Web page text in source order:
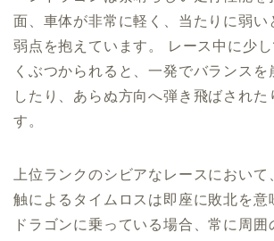
面、車体が非常に軽く、当たりに弱い
弱点を抱えています。 レース中に少
くぶつかられると、一発でバランスを
したり、あらぬ方向へ弾き飛ばされた
す。
上位ランクのシビアなレースにおい
触によるタイムロスは即座に敗北を意
ドラゴンに乗っている場合、常に周囲